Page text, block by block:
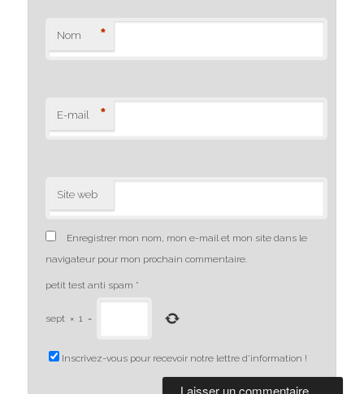
Nom *
E-mail *
Site web
Enregistrer mon nom, mon e-mail et mon site dans le
navigateur pour mon prochain commentaire.
petit test anti spam *
sept × 1 =
Inscrivez-vous pour recevoir notre lettre d'information !